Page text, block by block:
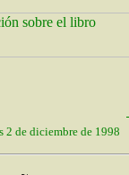
2 de diciembre de 1998